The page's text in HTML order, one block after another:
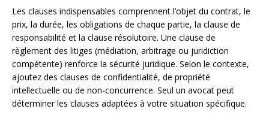
Les clauses indispensables comprennent l’objet du contrat, le
prix, la durée, les obligations de chaque partie, la clause de
responsabilité et la clause résolutoire. Une clause de
règlement des litiges (médiation, arbitrage ou juridiction
compétente) renforce la sécurité juridique. Selon le contexte,
ajoutez des clauses de confidentialité, de propriété
intellectuelle ou de non-concurrence. Seul un avocat peut
déterminer les clauses adaptées à votre situation spécifique.